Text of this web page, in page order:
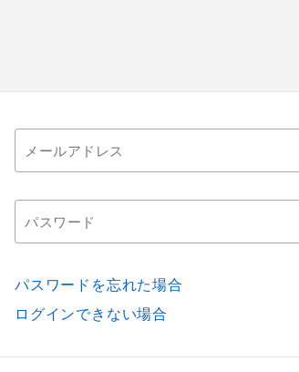
パスワードを忘れた場合
ログインできない場合